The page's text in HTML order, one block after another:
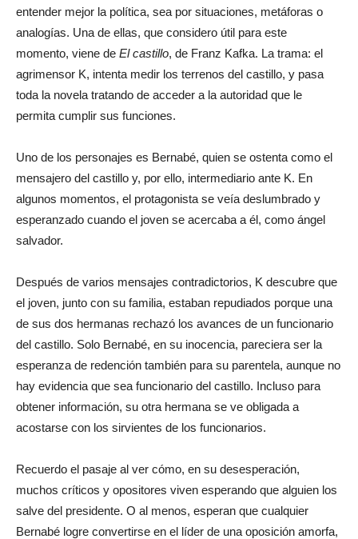
entender mejor la política, sea por situaciones, metáforas o
analogías. Una de ellas, que considero útil para este
momento, viene de El castillo, de Franz Kafka. La trama: el
agrimensor K, intenta medir los terrenos del castillo, y pasa
toda la novela tratando de acceder a la autoridad que le
permita cumplir sus funciones.
Uno de los personajes es Bernabé, quien se ostenta como el
mensajero del castillo y, por ello, intermediario ante K. En
algunos momentos, el protagonista se veía deslumbrado y
esperanzado cuando el joven se acercaba a él, como ángel
salvador.
Después de varios mensajes contradictorios, K descubre que
el joven, junto con su familia, estaban repudiados porque una
de sus dos hermanas rechazó los avances de un funcionario
del castillo. Solo Bernabé, en su inocencia, pareciera ser la
esperanza de redención también para su parentela, aunque no
hay evidencia que sea funcionario del castillo. Incluso para
obtener información, su otra hermana se ve obligada a
acostarse con los sirvientes de los funcionarios.
Recuerdo el pasaje al ver cómo, en su desesperación,
muchos críticos y opositores viven esperando que alguien los
salve del presidente. O al menos, esperan que cualquier
Bernabé logre convertirse en el líder de una oposición amorfa,